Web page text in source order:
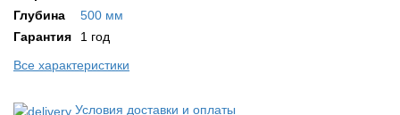
Глубина
500 мм
Гарантия
1 год
Все характеристики
Условия доставки и оплаты